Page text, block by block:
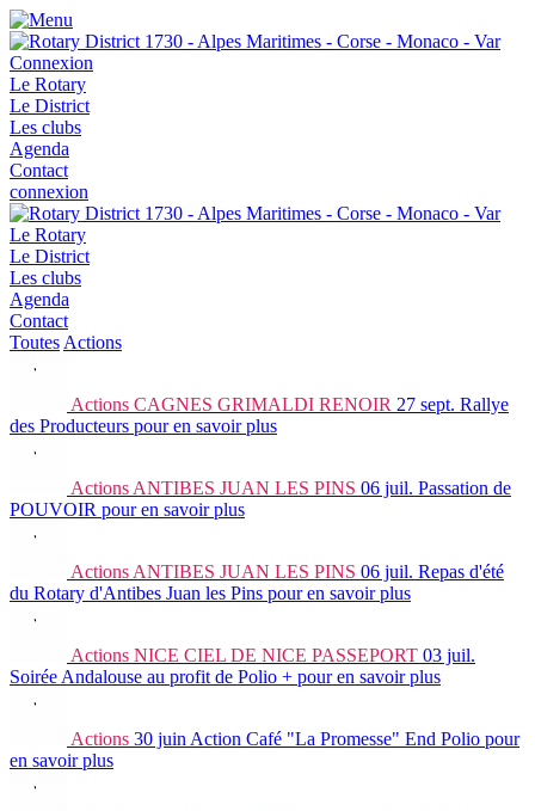
Connexion
Le Rotary
Le District
Les clubs
Agenda
Contact
connexion
Le Rotary
Le District
Les clubs
Agenda
Contact
Toutes Actions
Actions CAGNES GRIMALDI RENOIR 27 sept. Rallye
des Producteurs pour en savoir plus
Actions ANTIBES JUAN LES PINS 06 juil. Passation de
POUVOIR pour en savoir plus
Actions ANTIBES JUAN LES PINS 06 juil. Repas d'été
du Rotary d'Antibes Juan les Pins pour en savoir plus
Actions NICE CIEL DE NICE PASSEPORT 03 juil.
Soirée Andalouse au profit de Polio + pour en savoir plus
Actions 30 juin Action Café "La Promesse" End Polio pour
en savoir plus